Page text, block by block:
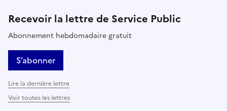
Recevoir la lettre de Service Public
Abonnement hebdomadaire gratuit
S’abonner
Lire la dernière lettre
Voir toutes les lettres